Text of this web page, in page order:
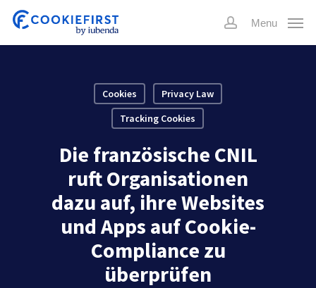
Skip
main
account
Menu
Cookies
Privacy Law
Tracking Cookies
Die französische CNIL
ruft Organisationen
dazu auf, ihre Websites
und Apps auf Cookie-
Compliance zu
überprüfen